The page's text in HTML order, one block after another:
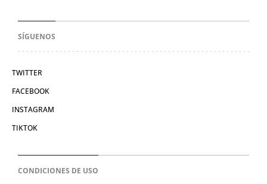
SÍGUENOS
TWITTER
FACEBOOK
INSTAGRAM
TIKTOK
CONDICIONES DE USO